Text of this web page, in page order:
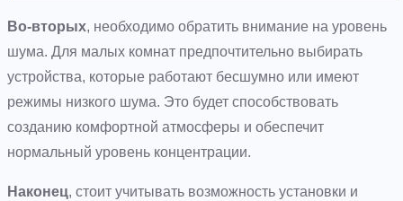
Во-вторых, необходимо обратить внимание на уровень
шума. Для малых комнат предпочтительно выбирать
устройства, которые работают бесшумно или имеют
режимы низкого шума. Это будет способствовать
созданию комфортной атмосферы и обеспечит
нормальный уровень концентрации.
Наконец, стоит учитывать возможность установки и